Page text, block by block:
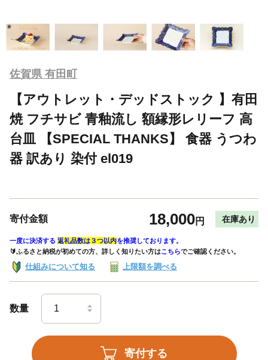
佐賀県 有田町
【アウトレット・デッドストック 】有田
焼 フチサビ 青釉流し 額縁形レリーフ 高
台皿 【SPECIAL THANKS】 食器 うつわ
器 訳あり 染付 el019
寄付金額 18,000円 在庫あり
一度に決済する 返礼品数は３つ以内を推奨しております。
🔰ふるさと納税が初めての方、詳しく知りたい方はこちらでご確認ください。
仕組みについて知る 上限額を調べる
数量
寄付する